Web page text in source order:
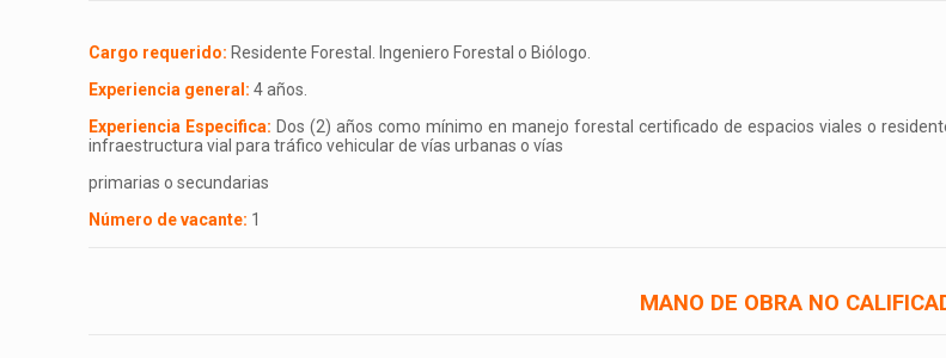
Cargo requerido: Residente Forestal. Ingeniero Forestal o Biólogo.
Experiencia general:4 años.
Experiencia Especifica: Dos (2) años como mínimo en manejo forestal certificado de espacios viales o
infraestructura vial para tráfico vehicular de vías urbanas o vías
primarias o secundarias
Número de vacante: 1
MANO DE OBRA NO